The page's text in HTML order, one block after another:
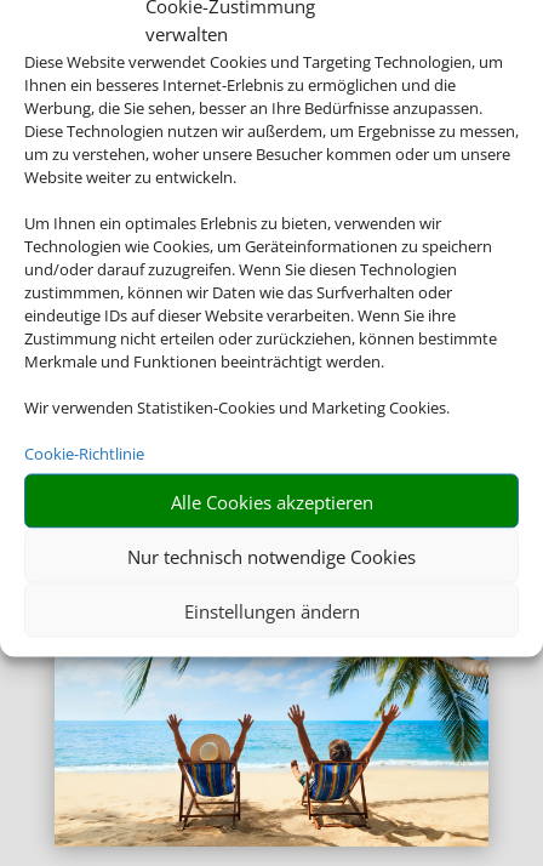
Cookie-Zustimmung
verwalten
Diese Website verwendet Cookies und Targeting Technologien, um
Ihnen ein besseres Internet-Erlebnis zu ermöglichen und die
Werbung, die Sie sehen, besser an Ihre Bedürfnisse anzupassen.
Diese Technologien nutzen wir außerdem, um Ergebnisse zu messen,
um zu verstehen, woher unsere Besucher kommen oder um unsere
Website weiter zu entwickeln.
Um Ihnen ein optimales Erlebnis zu bieten, verwenden wir
Technologien wie Cookies, um Geräteinformationen zu speichern
und/oder darauf zuzugreifen. Wenn Sie diesen Technologien
zustimmmen, können wir Daten wie das Surfverhalten oder
eindeutige IDs auf dieser Website verarbeiten. Wenn Sie ihre
Zustimmung nicht erteilen oder zurückziehen, können bestimmte
Merkmale und Funktionen beeinträchtigt werden.
Wir verwenden Statistiken-Cookies und Marketing Cookies.
Cookie-Richtlinie
Alle Cookies akzeptieren
Nur technisch notwendige Cookies
Einstellungen ändern